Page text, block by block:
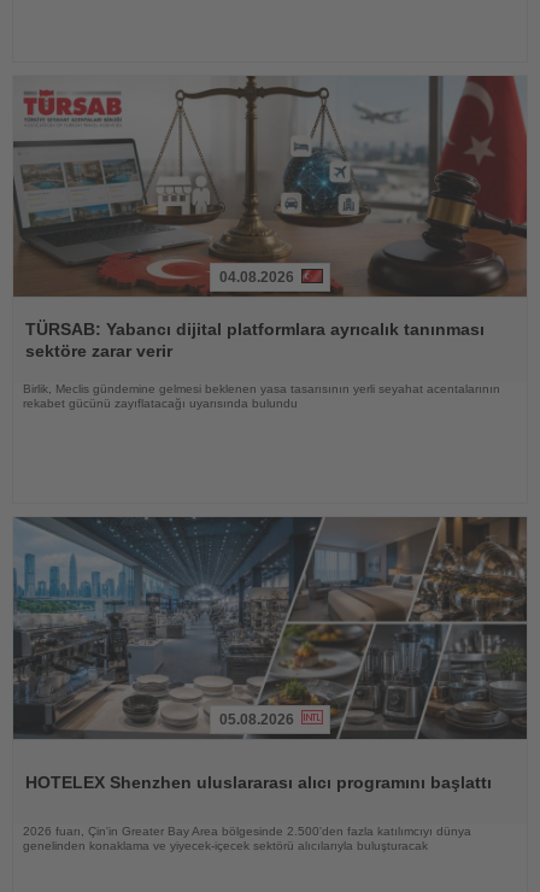
Oku
04.08.2026
TÜRSAB: Yabancı dijital platformlara ayrıcalık tanınması
sektöre zarar verir
Birlik, Meclis gündemine gelmesi beklenen yasa tasarısının yerli seyahat acentalarının
rekabet gücünü zayıflatacağı uyarısında bulundu
05.08.2026
HOTELEX Shenzhen uluslararası alıcı programını başlattı
2026 fuarı, Çin'in Greater Bay Area bölgesinde 2.500'den fazla katılımcıyı dünya
genelinden konaklama ve yiyecek-içecek sektörü alıcılarıyla buluşturacak